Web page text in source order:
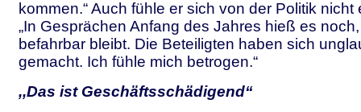
kommen.“ Auch fühle er sich von der Politik
„In Gesprächen Anfang des Jahres hieß es
befahrbar bleibt. Die Beteiligten haben sich
gemacht. Ich fühle mich betrogen.“
,,Das ist Geschäftsschädigend“